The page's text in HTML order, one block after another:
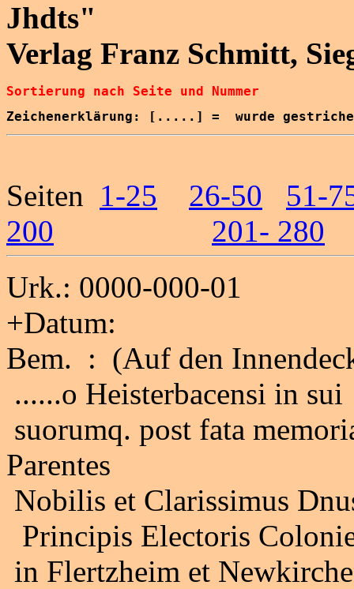
Jhdts"
Verlag Franz Schmitt,
Sortierung nach Seite und Nummer
Zeichenerklärung: [.....] =  wurde
Seiten 1-25 26-50
51-
200
201- 280
Urk.: 0000-000-01
+Datum:
Bem. : (Auf den
......o Heisterbacensi in sui
suorumq. post fata
Parentes
Nobilis et Clarissimus
Principis Electoris
in Flertzheim et